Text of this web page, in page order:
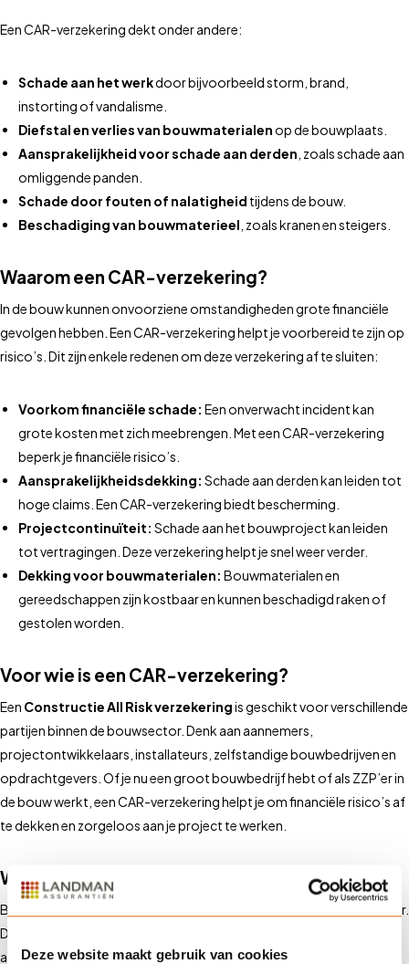
Deze website maakt gebruik van cookies
Een CAR-verzekering dekt onder andere:
Schade aan het werkdoor bijvoorbeeld storm, brand,
instorting of vandalisme.
Diefstal en verlies van bouwmaterialenop de bouwplaats.
Aansprakelijkheid voor schade aan derden , zoals schade aan
omliggende panden.
Schade door fouten of nalatigheid tijdens de bouw.
Beschadiging van bouwmaterieel , zoals kranen en steigers.
Waarom een CAR-verzekering?
In de bouw kunnen onvoorziene omstandigheden grote financiële
gevolgen hebben. Een CAR-verzekering helpt je voorbereid te zijn op
risico’s. Dit zijn enkele redenen om deze verzekering af te sluiten:
Voorkom financiële schade: Een onverwacht incident kan
grote kosten met zich meebrengen. Met een CAR-verzekering
beperk je financiële risico’s.
Aansprakelijkheidsdekking: Schade aan derden kan leiden tot
hoge claims. Een CAR-verzekering biedt bescherming.
Projectcontinuïteit: Schade aan het bouwproject kan leiden
tot vertragingen. Deze verzekering helpt je snel weer verder.
Dekking voor bouwmaterialen: Bouwmaterialen en
gereedschappen zijn kostbaar en kunnen beschadigd raken of
gestolen worden.
Voor wie is een CAR-verzekering?
Een Constructie All Risk verzekeringis geschikt voor verschillende
partijen binnen de bouwsector. Denk aan aannemers,
projectontwikkelaars, installateurs, zelfstandige bouwbedrijven en
opdrachtgevers. Of je nu een groot bouwbedrijf hebt of als ZZP’er in
de bouw werkt, een CAR-verzekering helpt je om financiële risico’s af
te dekken en zorgeloos aan je project te werken.
Waarom via Landman?
Bij
begrijpen we de risico’s in de bouwsector.
Daarom bieden we op maat gemaakte CAR-verzekeringen,
afgestemd op jouw specifieke projecten. Onze experts helpen je bij: